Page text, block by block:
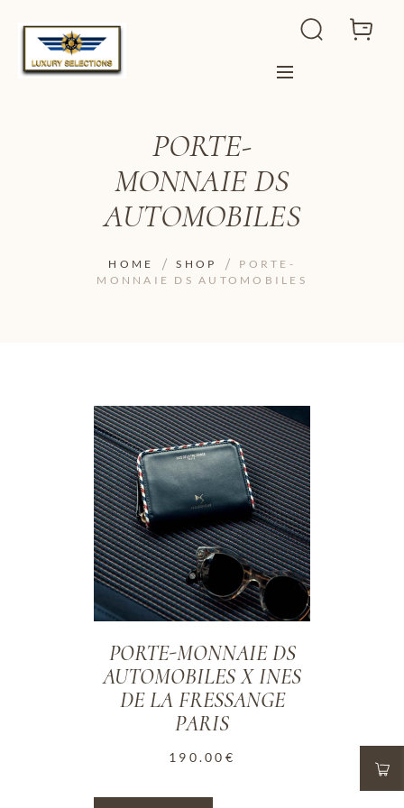
PORTE-
MONNAIE DS
AUTOMOBILES
HOME SHOP
PORTE-
MONNAIE DS AUTOMOBILES
ADD TO WISHLIST
PORTE-MONNAIE DS
AUTOMOBILES X INES
DE LA FRESSANGE
PARIS
190.00 €